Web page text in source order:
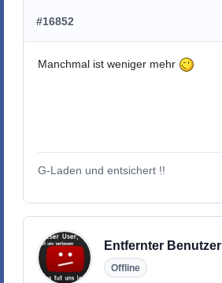
#16852
Manchmal ist weniger mehr
G-Laden und entsichert !!
Entfernter Benutzer
Offline